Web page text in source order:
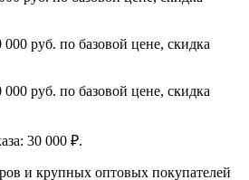
руб. по базовой цене, скидка
руб. по базовой цене, скидка
30 000 ₽.
и крупных оптовых покупателей